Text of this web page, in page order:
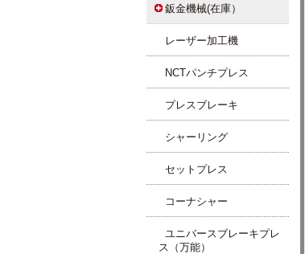
鈑金機械(在庫）
レーザー加工機
NCTパンチプレス
プレスブレーキ
シャーリング
セットプレス
コーナシャー
ユニバースブレーキプレ
ス（万能）